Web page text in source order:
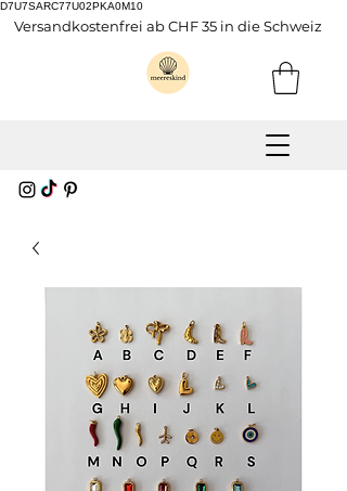
D7U7SARC77U02PKA0M10
Versandkostenfrei ab CHF 35 in die Schweiz